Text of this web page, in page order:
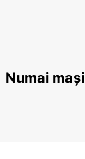
Numai